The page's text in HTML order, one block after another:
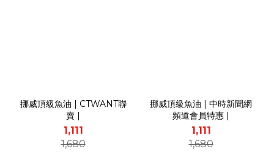
挪威頂級魚油 | CTWANT聯
賣 |
1,111
1,680
挪威頂級魚油 | 中時新聞網
頻道會員特惠 |
1,111
1,680